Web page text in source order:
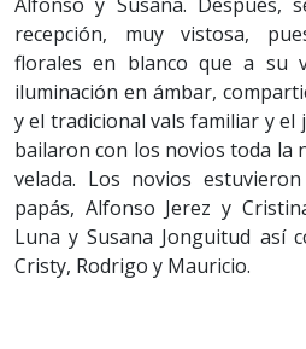
recepción, muy vistosa,
florales en blanco que a su
iluminación en ámbar,
y el tradicional vals familiar y el
bailaron con los novios toda la
velada. Los novios
papás, Alfonso Jerez y
Luna y Susana Jonguitud así
Cristy, Rodrigo y Mauricio.